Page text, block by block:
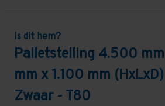
Is dit hem?
Palletstelling 4.500
mm x 1.100 mm
Zwaar - T80